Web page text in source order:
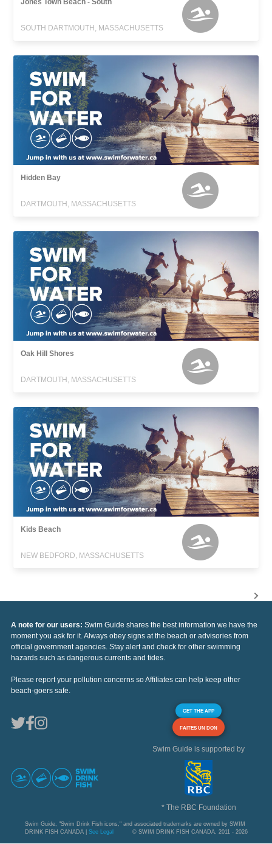
Jones Town Beach - South
SOUTH DARTMOUTH, MASSACHUSETTS
Hidden Bay
DARTMOUTH, MASSACHUSETTS
Oak Hill Shores
DARTMOUTH, MASSACHUSETTS
Kids Beach
NEW BEDFORD, MASSACHUSETTS
A note for our users: Swim Guide shares the best information we have the
moment you ask for it. Always obey signs at the beach or advisories from
official government agencies. Stay alert and check for other swimming
hazards such as dangerous currents and tides.
Please report your pollution concerns so Affiliates can help keep other
beach-goers safe.
GET THE APP
FAITES UN DON
Swim Guide is supported by
* The RBC Foundation
Swim Guide, "Swim Drink Fish icons," and associated trademarks are owned by SWIM
DRINK FISH CANADA | See Legal © SWIM DRINK FISH CANADA, 2011 - 2026